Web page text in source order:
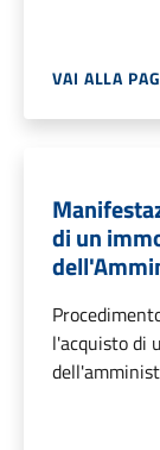
VAI ALLA
di un
l'acquisto di